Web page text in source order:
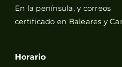
En la península, y correos
certificado en Baleares y
Horario